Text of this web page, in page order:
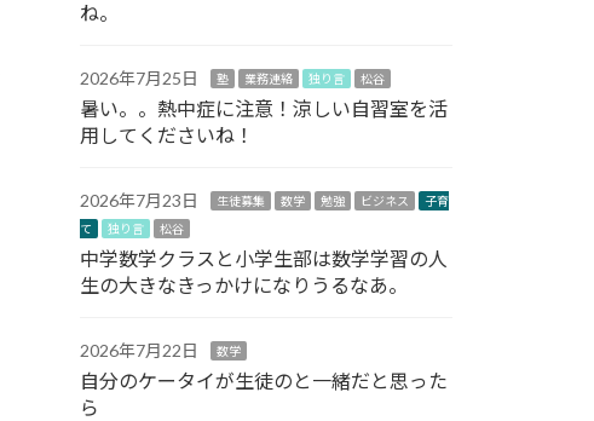
ね。
2026年7月25日 塾 業務連絡 独り言 松谷
暑い。。熱中症に注意！涼しい自習室を活
用してくださいね！
2026年7月23日 生徒募集 数学 勉強 ビジネス
子育
て
独り言 松谷
中学数学クラスと小学生部は数学学習の人
生の大きなきっかけになりうるなあ。
2026年7月22日 数学
自分のケータイが生徒のと一緒だと思った
ら